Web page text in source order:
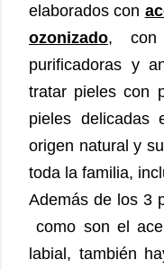
elaborados con
ozonizado, con
purificadoras y
tratar pieles con
pieles
origen natural y
toda la familia,
Además de los 3
como son el
labial, también